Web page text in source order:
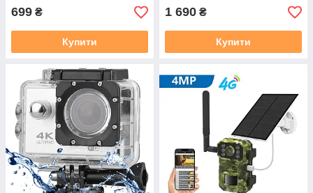
699 ₴
Купити
1 690 ₴
Купити